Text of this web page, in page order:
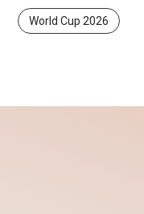
World Cup 2026